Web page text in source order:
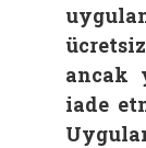
ancak
iade